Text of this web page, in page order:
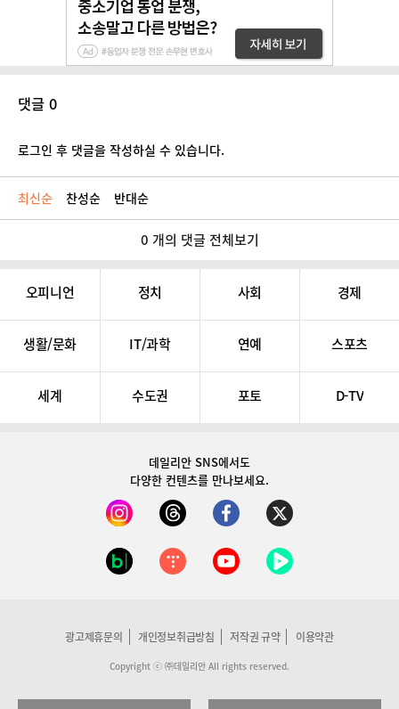
댓글 0
로그인 후 댓글을 작성하실 수 있습니다.
최신순 찬성순 반대순
0 개의 댓글 전체보기
오피니언 정치 사회 경제
생활/문화 IT/과학 연예 스포츠
세계 수도권 포토 D-TV
데일리안 SNS에서도
다양한 컨텐츠를 만나보세요.
광고제휴문의 개인정보취급방침 저작권 규약 이용약관
Copyright ⓒ ㈜데일리안 All rights reserved.